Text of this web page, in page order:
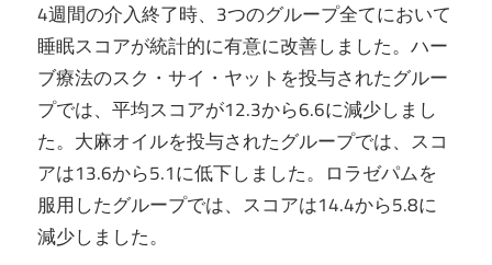
4週間の介入終了時、3つのグループ全てにおいて
睡眠スコアが統計的に有意に改善しました。ハー
ブ療法のスク・サイ・ヤットを投与されたグルー
プでは、平均スコアが12.3から6.6に減少しまし
た。大麻オイルを投与されたグループでは、スコ
アは13.6から5.1に低下しました。ロラゼパムを
服用したグループでは、スコアは14.4から5.8に
減少しました。